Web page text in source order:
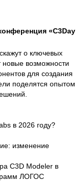
«C3Day
о ключевых
возможности
для создания
поделятся опытом
в 2026 году?
изменение
C3D Modeler в
ЛОГОС